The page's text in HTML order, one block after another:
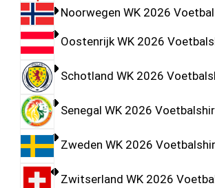
Noorwegen WK 2026
Oostenrijk WK 2026
Schotland WK 2026
Senegal WK 2026
Zweden WK 2026
Zwitserland WK 2026